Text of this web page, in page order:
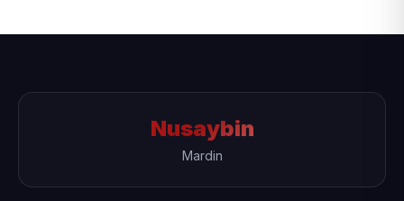
Nusaybin
Mardin